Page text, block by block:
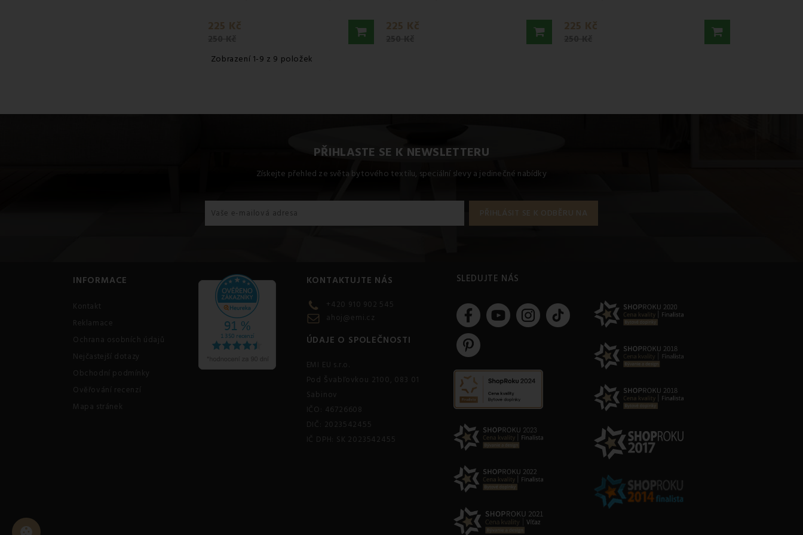
225 Kč 225 Kč 225 Kč
Zobrazení 1-9 z 9 položek
PŘIHLASTE SE K NEWSLETTERU
Získejte přehled ze světa bytového textilu, speciální slevy a jedinečné nabídky
INFORMACE
Kontakt
Reklamace
Ochrana osobních údajů
Nejčastejší dotazy
Obchodní podmínky
Ověřování recenzí
Mapa stránek
KONTAKTUJTE NÁS
+420 910 902 545
ahoj@emi.cz
ÚDAJE O SPOLEČNOSTI
EMI EU s.r.o.
Pod Švabľovkou 2100, 083 01
Sabinov
IČO: 46726608
DIČ: 2023542455
IČ DPH: SK 2023542455
SLEDUJTE NÁS